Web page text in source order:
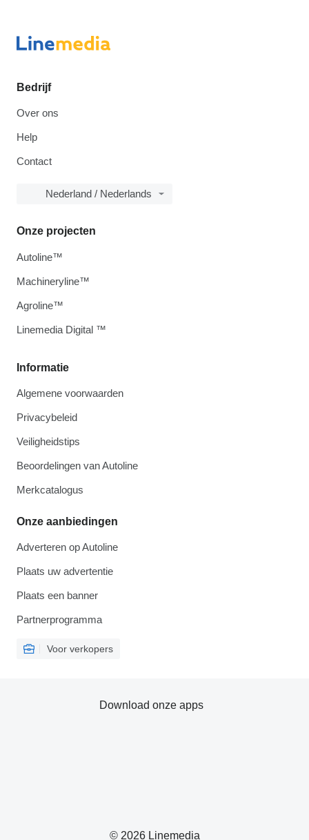
Bedrijf
Over ons
Help
Contact
Nederland / Nederlands
Informatie
Algemene voorwaarden
Privacybeleid
Veiligheidstips
Beoordelingen van Autoline
Merkcatalogus
Onze aanbiedingen
Adverteren op Autoline
Plaats uw advertentie
Plaats een banner
Partnerprogramma
Voor verkopers
Onze projecten
Autoline™
Machineryline™
Agroline™
Linemedia Digital ™
© 2026 Linemedia
Download onze apps